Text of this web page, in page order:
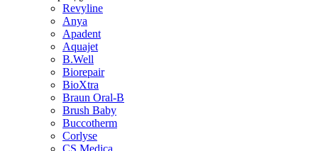
Revyline
Anya
Apadent
Aquajet
B.Well
Biorepair
BioXtra
Braun Oral-B
Brush Baby
Buccotherm
Corlyse